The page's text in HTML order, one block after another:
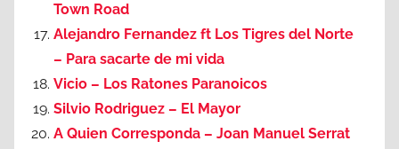
Town Road
Alejandro Fernandez ft Los Tigres del Norte
– Para sacarte de mi vida
Vicio – Los Ratones Paranoicos
Silvio Rodriguez – El Mayor
A Quien Corresponda – Joan Manuel Serrat